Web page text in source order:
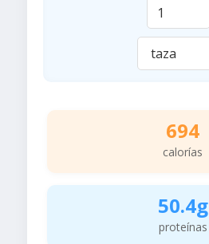
694
calorías
50.4g
proteínas